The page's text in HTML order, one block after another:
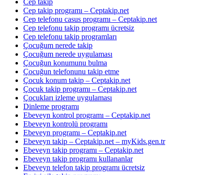
Cep takip
Cep takip programı – Ceptakip.net
Cep telefonu casus programı – Ceptakip.net
Cep telefonu takip programı ücretsiz
Cep telefonu takip programları
Çocuğum nerede takip
Çocuğum nerede uygulaması
Çocuğun konumunu bulma
Çocuğun telefonunu takip etme
Çocuk konum takip – Ceptakip.net
Çocuk takip programı – Ceptakip.net
Çocukları izleme uygulaması
Dinleme programı
Ebeveyn kontrol programı – Ceptakip.net
Ebeveyn kontrolü programı
Ebeveyn programı – Ceptakip.net
Ebeveyn takip – Ceptakip.net – myKids.gen.tr
Ebeveyn takip programı – Ceptakip.net
Ebeveyn takip programı kullananlar
Ebeveyn telefon takip programı ücretsiz